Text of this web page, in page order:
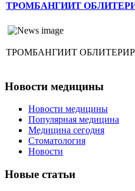
ТРОМБАНГИИТ
ТРОМБАНГИИТ
Новости медицины
Новости медицины
Популярная медицина
Медицина сегодня
Стоматология
Новости
Новые статьи